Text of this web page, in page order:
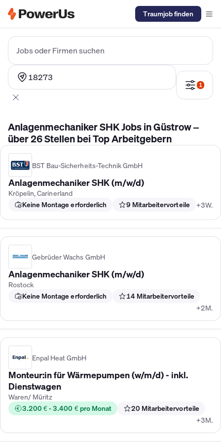
Traumjob finden
Jobs oder Firmen suchen
18273
1
Anlagenmechaniker SHK Jobs in Güstrow –
über 26 Stellen bei Top Arbeitgebern
BST Bau-Sicherheits-Technik GmbH
Anlagenmechaniker SHK (m/w/d)
Kröpelin, Carinerland
Keine Montage erforderlich
9 Mitarbeitervorteile +3W.
Gebrüder Wachs GmbH
Anlagenmechaniker SHK (m/w/d)
Rostock
Keine Montage erforderlich
14 Mitarbeitervorteile
+2M.
Enpal Heat GmbH
Monteur:in für Wärmepumpen (w/m/d) - inkl.
Dienstwagen
Waren/ Müritz
3.200 € - 3.400 € pro Monat
20 Mitarbeitervorteile
+3M.